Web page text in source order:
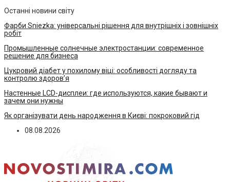
Останні новини світу
Фарби Sniezka: універсальні рішення для внутрішніх і зовнішніх
робіт
Промышленные солнечные электростанции: современное
решение для бизнеса
Цукровий діабет у похилому віці: особливості догляду та
контролю здоров’я
Настенные LCD-дисплеи: где используются, какие бывают и
зачем они нужны
Як організувати день народження в Києві: покроковий гід
08.08.2026